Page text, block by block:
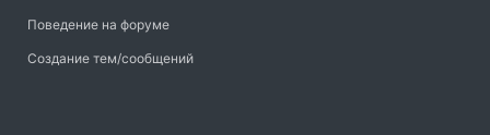
Поведение на форуме
Создание тем/сообщений